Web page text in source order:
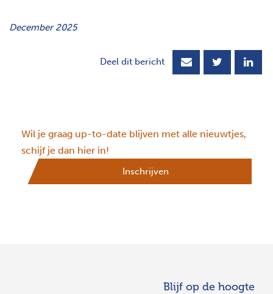
December 2025
Deel dit bericht
Wil je graag up-to-date blijven met alle nieuwtjes,
schijf je dan hier in!
Inschrijven
Blijf op de hoogte